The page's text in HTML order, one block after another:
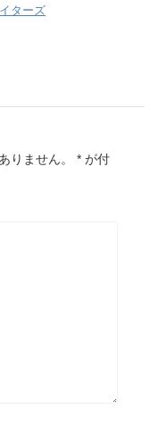
ターズ
りません。 * が付